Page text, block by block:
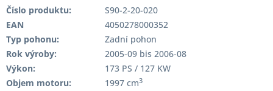
Číslo produktu:
S90-2-20-020
EAN
4050278000352
Typ pohonu:
Zadní pohon
Rok výroby:
2005-09 bis 2006-08
Výkon:
173 PS / 127 KW
Objem motoru:
1997 cm3